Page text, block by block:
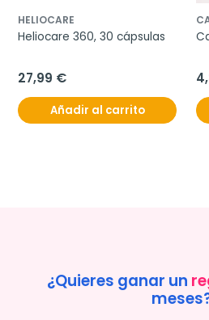
HELIOCARE
Heliocare 360, 30 cápsulas
27,99 €
Añadir al carrito
¿Quieres ganar un